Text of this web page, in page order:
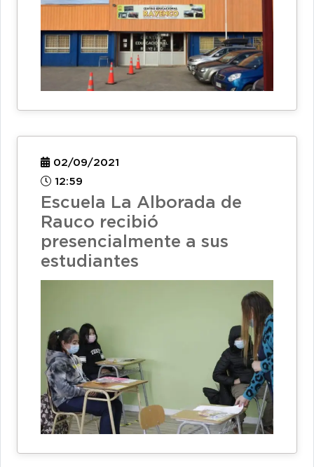
02/09/2021
12:59
Escuela La Alborada de
Rauco recibió
presencialmente a sus
estudiantes